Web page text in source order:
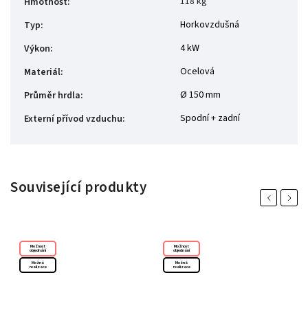
Typ:
Horkovzdušná
Výkon:
4 kW
Materiál:
Ocelová
Průměr hrdla:
Ø 150 mm
Externí přívod vzduchu: Spodní + zadní
Související produkty
Previous
Možnost
objednání
Možná
realizace
Možnost
objednání
Možná
realizace
Next